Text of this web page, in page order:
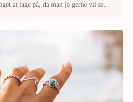
at tage på, da man jo gerne vil se